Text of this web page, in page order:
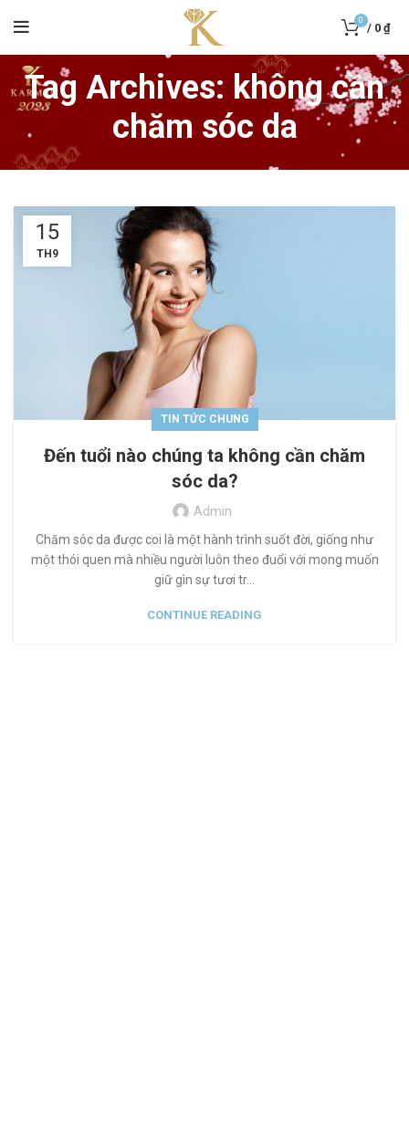
0
/ 0 ₫
Tag Archives: không cần
chăm sóc da
15
TH9
TIN TỨC CHUNG
Đến tuổi nào chúng ta không cần chăm
sóc da?
Admin
Chăm sóc da được coi là một hành trình suốt đời, giống như
một thói quen mà nhiều người luôn theo đuổi với mong muốn
giữ gìn sự tươi tr...
CONTINUE READING